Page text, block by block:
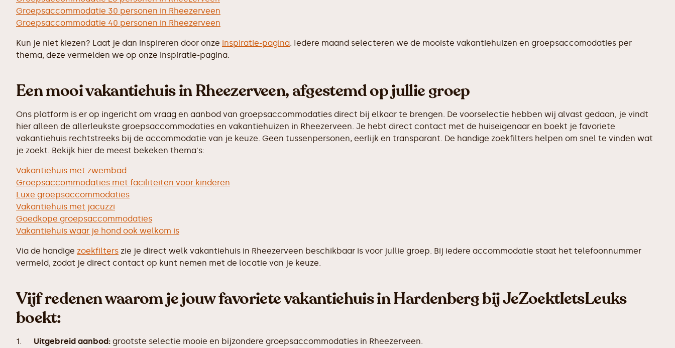
Groepsaccommodatie 30 personen in Rheezerveen
Groepsaccommodatie 40 personen in Rheezerveen
Kun je niet kiezen? Laat je dan inspireren door onze inspiratie-pagina. Iedere maand selecteren we de mooiste vakantiehuizen en groepsaccomodaties per
thema, deze vermelden we op onze inspiratie-pagina.
Een mooi vakantiehuis in Rheezerveen, afgestemd op jullie groep
Ons platform is er op ingericht om vraag en aanbod van groepsaccommodaties direct bij elkaar te brengen. De voorselectie hebben wij alvast gedaan, je vindt
hier alleen de allerleukste groepsaccommodaties en vakantiehuizen in Rheezerveen. Je hebt direct contact met de huiseigenaar en boekt je favoriete
vakantiehuis rechtstreeks bij de accommodatie van je keuze. Geen tussenpersonen, eerlijk en transparant. De handige zoekfilters helpen om snel te vinden wat
je zoekt. Bekijk hier de meest bekeken thema's:
Vakantiehuis met zwembad
Groepsaccommodaties met faciliteiten voor kinderen
Luxe groepsaccommodaties
Vakantiehuis met jacuzzi
Goedkope groepsaccommodaties
Vakantiehuis waar je hond ook welkom is
Via de handige zoekfilters zie je direct welk vakantiehuis in Rheezerveen beschikbaar is voor jullie groep. Bij iedere accommodatie staat het telefoonnummer
vermeld, zodat je direct contact op kunt nemen met de locatie van je keuze.
Vijf redenen waarom je jouw favoriete vakantiehuis in Hardenberg bij JeZoektIetsLeuks
boekt:
1. Uitgebreid aanbod: grootste selectie mooie en bijzondere groepsaccommodaties in Rheezerveen.